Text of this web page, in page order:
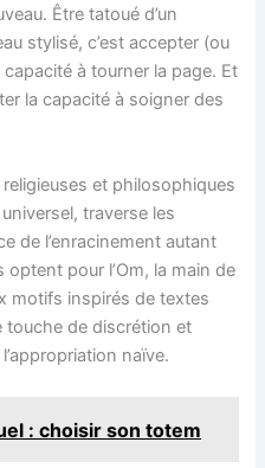
Être tatoué d’un
stylisé, c’est accepter (ou
à tourner la page. Et
la capacité à soigner des
et philosophiques
traverse les
de l’enracinement autant
optent pour l’Om, la main de
motifs inspirés de textes
touche de discrétion et
naïve.
: choisir son totem